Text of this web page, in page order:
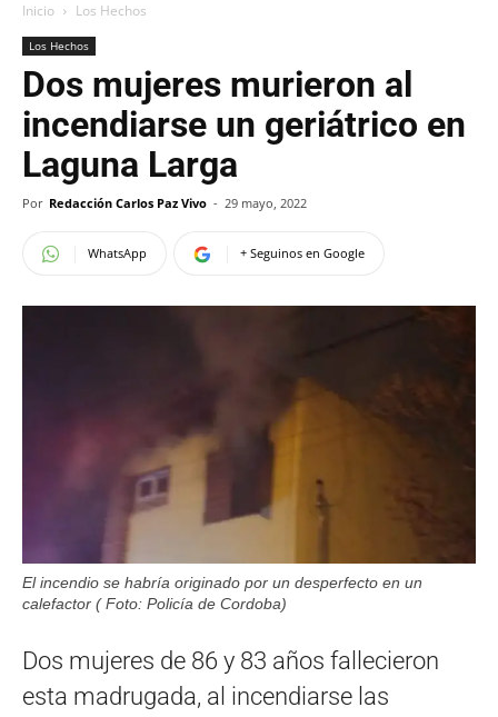
Inicio Los Hechos
Los Hechos
Dos mujeres murieron al
incendiarse un geriátrico en
Laguna Larga
Por Redacción Carlos Paz Vivo - 29 mayo, 2022
WhatsApp + Seguinos en Google
El incendio se habría originado por un desperfecto en un
calefactor ( Foto: Policía de Cordoba)
Dos mujeres de 86 y 83 años fallecieron
esta madrugada, al incendiarse las